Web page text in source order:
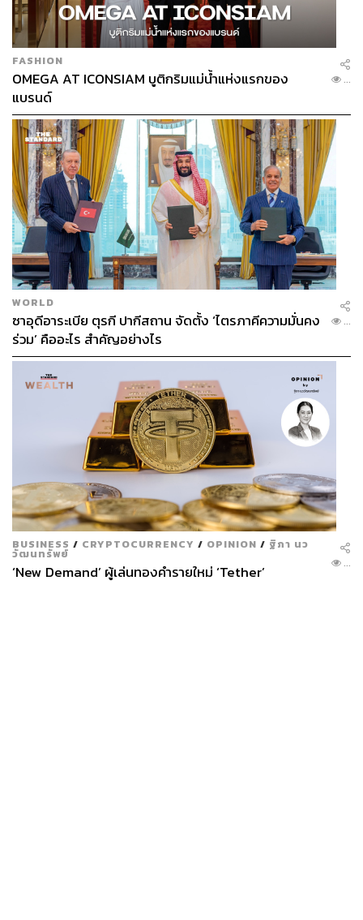
FASHION
OMEGA AT ICONSIAM บูติกริมแม่น้ำแห่งแรกของ
แบรนด์
...
WORLD
ซาอุดีอาระเบีย ตุรกี ปากีสถาน จัดตั้ง ‘ไตรภาคีความมั่นคง
ร่วม’ คืออะไร สำคัญอย่างไร
...
BUSINESS / CRYPTOCURRENCY / OPINION / ฐิภา นว
วัฒนทรัพย์
‘New Demand’ ผู้เล่นทองคำรายใหม่ ‘Tether’ ...